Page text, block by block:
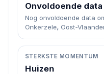
Onvoldoende data
Nog onvoldoende data
Onkerzele, Oost-
STERKSTE MOMENTUM
Huizen